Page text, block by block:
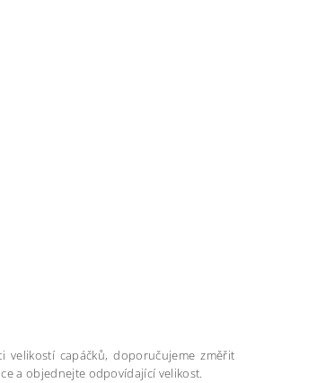
capáčků, doporučujeme změřit
a objednejte odpovídající velikost.